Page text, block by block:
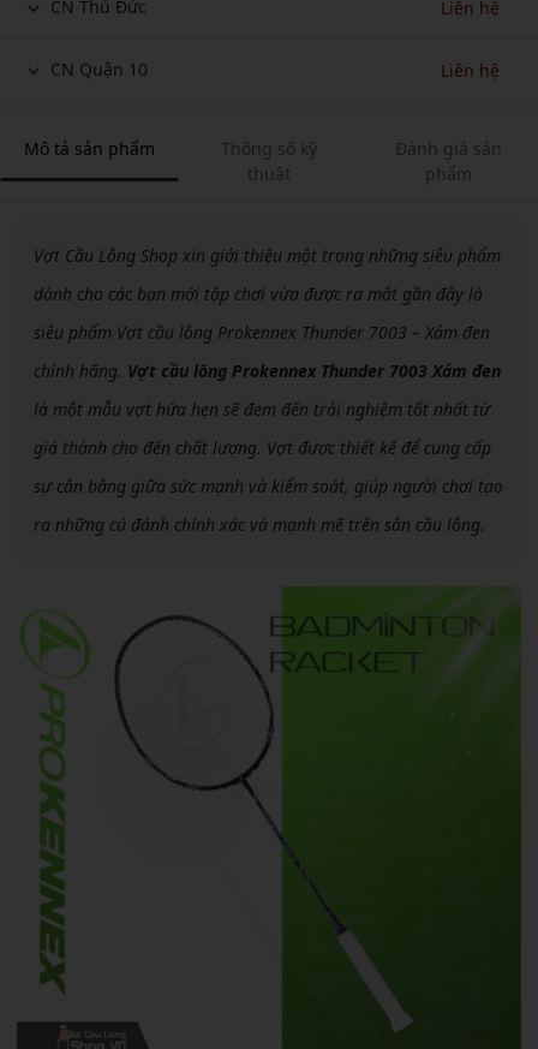
CN Thủ Đức Liên hệ
CN Quận 10 Liên hệ
Mô tả sản phẩm
Thông số kỹ
thuật
Đánh giá sản
phẩm
Vợt Cầu Lông Shop xin giới thiệu một trong những siêu phẩm
dành cho các bạn mới tập chơi vừa được ra mắt gần đây là
siêu phẩm Vợt cầu lông Prokennex Thunder 7003 – Xám đen
chính hãng. Vợt cầu lông Prokennex Thunder 7003 Xám đen
là một mẫu vợt hứa hẹn sẽ đem đến trải nghiệm tốt nhất từ
giá thành cho đến chất lượng. Vợt được thiết kế để cung cấp
sự cân bằng giữa sức mạnh và kiểm soát, giúp người chơi tạo
ra những cú đánh chính xác và mạnh mẽ trên sân cầu lông.